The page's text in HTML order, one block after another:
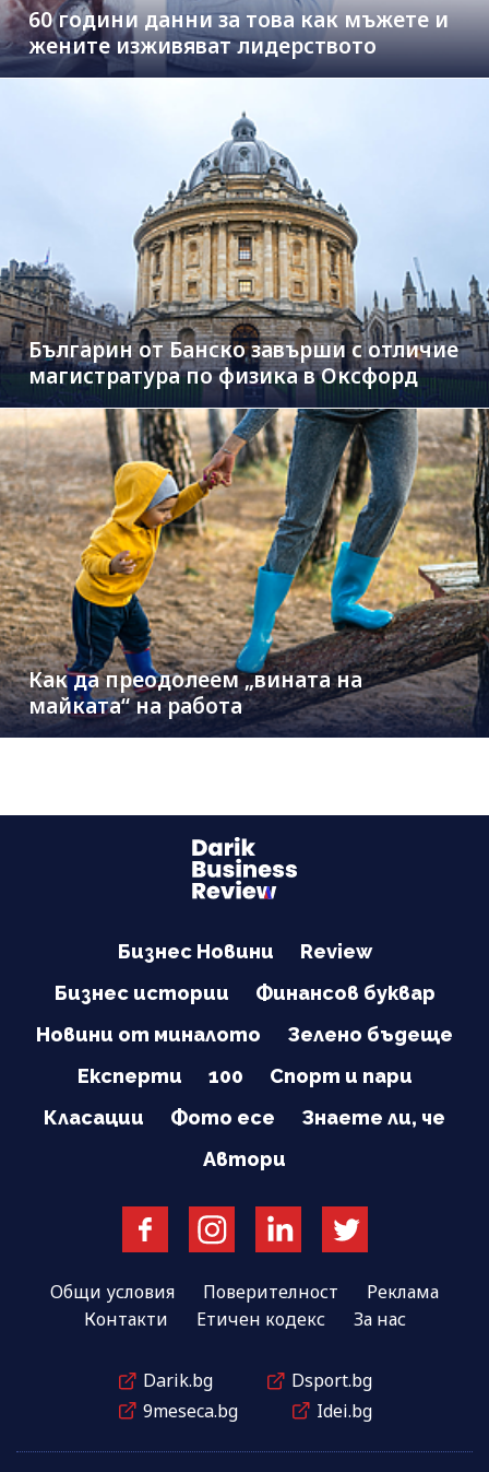
60 години данни за това как мъжете и
жените изживяват лидерството
Българин от Банско завърши с отличие
магистратура по физика в Оксфорд
Как да преодолеем „вината на
майката“ на работа
Бизнес Новини
Review
Бизнес истории
Финансов буквар
Новини от миналото
Зелено бъдеще
Експерти
100
Спорт и пари
Класации
Фото есе
Знаете ли, че
Автори
Общи условия Поверителност
Реклама
Контакти
Етичен кодекс За нас
Darik.bg
Dsport.bg
9meseca.bg
Idei.bg